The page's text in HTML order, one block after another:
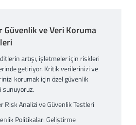
Güvenlik ve Veri Koruma
artışı, işletmeler için riskleri
getiriyor. Kritik verilerinizi ve
korumak için özel güvenlik
sunuyoruz.
Risk Analizi ve Güvenlik Testleri
Politikaları Geliştirme